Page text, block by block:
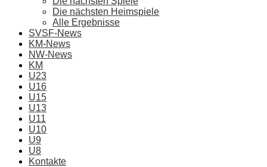
Die nächsten Heimspiele
Alle Ergebnisse
SVSF-News
KM-News
NW-News
KM
U23
U16
U15
U13
U11
U10
U9
U8
Kontakte